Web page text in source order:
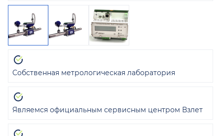
Собственная метрологическая лаборатория
Являемся официальным сервисным центром Взлет